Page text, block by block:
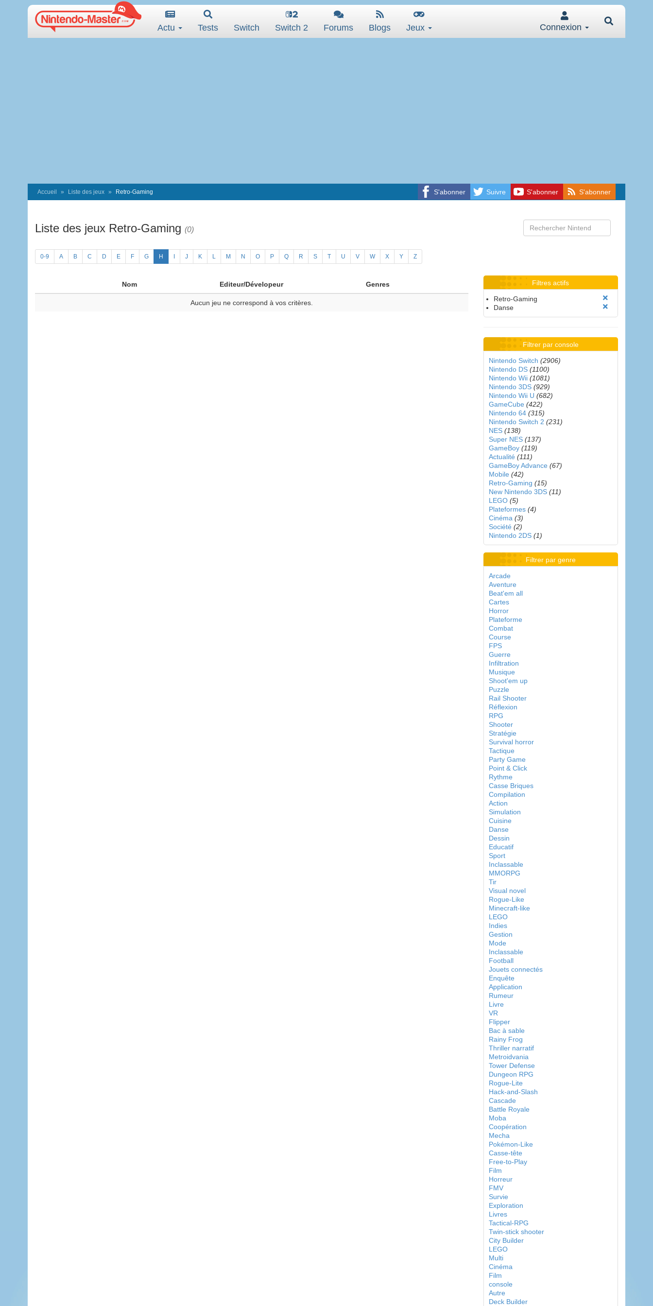
Actu Tests Switch Switch 2 Forums Blogs Jeux Connexion
S'abonner Suivre S'abonner S'abonner
Accueil Liste des jeux Retro-Gaming
Liste des jeux Retro-Gaming (0)
0-9 A B C D E F G H J K L M N O P Q R S T U V W X Y Z
Nom Editeur/Dévelopeur Genres
Aucun jeu ne correspond à vos critères.
Filtres actifs
Retro-Gaming
Danse
Filtrer par console
Nintendo Switch (2906)
Nintendo DS (1100)
Nintendo Wii (1081)
Nintendo 3DS (929)
Nintendo Wii U (682)
GameCube (422)
Nintendo 64 (315)
Nintendo Switch 2 (231)
NES (138)
Super NES (137)
GameBoy (119)
Actualité (111)
GameBoy Advance (67)
Mobile (42)
Retro-Gaming (15)
New Nintendo 3DS (11)
LEGO (5)
Plateformes (4)
Cinéma (3)
Société (2)
Nintendo 2DS (1)
Filtrer par genre
Arcade
Aventure
Beat'em all
Cartes
Horror
Plateforme
Combat
Course
FPS
Guerre
Infiltration
Musique
Shoot'em up
Puzzle
Rail Shooter
Réflexion
RPG
Shooter
Stratégie
Survival horror
Tactique
Party Game
Point & Click
Rythme
Casse Briques
Compilation
Action
Simulation
Cuisine
Danse
Dessin
Educatif
Sport
Inclassable
MMORPG
Tir
Visual novel
Rogue-Like
Minecraft-like
LEGO
Indies
Gestion
Mode
Inclassable
Football
Jouets connectés
Enquête
Application
Rumeur
Livre
VR
Flipper
Bac à sable
Rainy Frog
Thriller narratif
Metroidvania
Tower Defense
Dungeon RPG
Rogue-Lite
Hack-and-Slash
Cascade
Battle Royale
Moba
Coopération
Mecha
Pokémon-Like
Casse-tête
Free-to-Play
Film
Horreur
FMV
Survie
Exploration
Livres
Tactical-RPG
Twin-stick shooter
City Builder
LEGO
Multi
Cinéma
Film
console
Autre
Deck Builder